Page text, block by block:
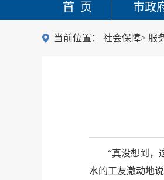
首 页 市政
当前位置： 社会保障> 服
“真没想到，
水的工友激动地